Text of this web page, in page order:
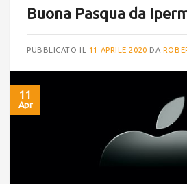
Buona Pasqua da
PUBBLICATO IL 11 APRILE 2020 DA
11
Apr